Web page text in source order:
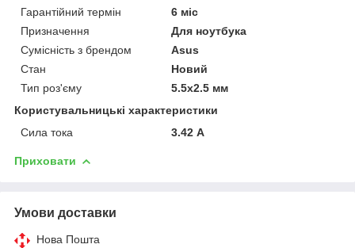
Гарантійний термін
6 міс
Призначення
Для ноутбука
Сумісність з брендом
Asus
Стан
Новий
Тип роз'єму
5.5x2.5 мм
Користувальницькі характеристики
Сила тока
3.42 А
Приховати
Умови доставки
Нова Пошта